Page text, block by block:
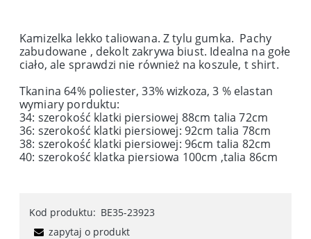
Kamizelka lekko taliowana. Z tylu gumka. Pachy
zabudowane , dekolt zakrywa biust. Idealna na gołe
ciało, ale sprawdzi nie również na koszule, t shirt.
Tkanina 64% poliester, 33% wizkoza, 3 % elastan
wymiary porduktu:
34: szerokość klatki piersiowej 88cm talia 72cm
36: szerokość klatki piersiowej: 92cm talia 78cm
38: szerokość klatki piersiowej: 96cm talia 82cm
40: szerokość klatka piersiowa 100cm ,talia 86cm
Kod produktu: BE35-23923
zapytaj o produkt